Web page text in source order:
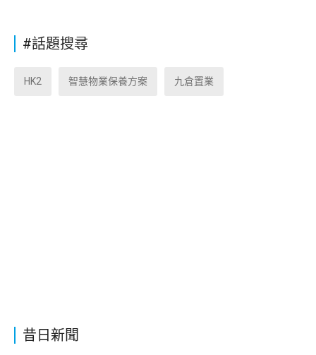
昔日新聞
#話題搜尋
HK2 智慧物業保養方案 九倉置業